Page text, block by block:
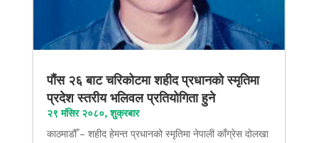
पौंस २६ बाट चरिकोटमा शहीद प्रधानको स्मृतिमा
प्रदेश स्तरीय भलिवल प्रतियोगिता हुने
२९ मंसिर २०८०, शुक्रबार
काठमाडौँ – शहीद हेमन्त प्रधानको स्मृतिमा नेपाली काँग्रेस दोलखा